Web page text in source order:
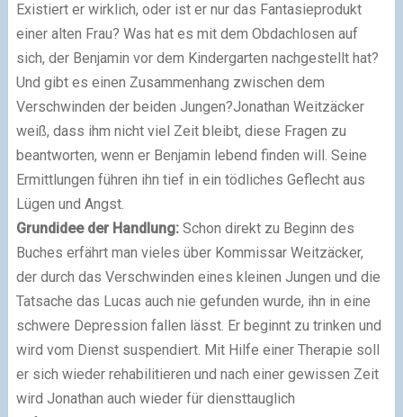
Existiert er wirklich, oder ist er nur das Fantasieprodukt
einer alten Frau? Was hat es mit dem Obdachlosen auf
sich, der Benjamin vor dem Kindergarten nachgestellt hat?
Und gibt es einen Zusammenhang zwischen dem
Verschwinden der beiden Jungen?Jonathan Weitzäcker
weiß, dass ihm nicht viel Zeit bleibt, diese Fragen zu
beantworten, wenn er Benjamin lebend finden will. Seine
Ermittlungen führen ihn tief in ein tödliches Geflecht aus
Lügen und Angst.
Grundidee der Handlung: Schon direkt zu Beginn des
Buches erfährt man vieles über Kommissar Weitzäcker,
der durch das Verschwinden eines kleinen Jungen und die
Tatsache das Lucas auch nie gefunden wurde, ihn in eine
schwere Depression fallen lässt. Er beginnt zu trinken und
wird vom Dienst suspendiert. Mit Hilfe einer Therapie soll
er sich wieder rehabilitieren und nach einer gewissen Zeit
wird Jonathan auch wieder für diensttauglich